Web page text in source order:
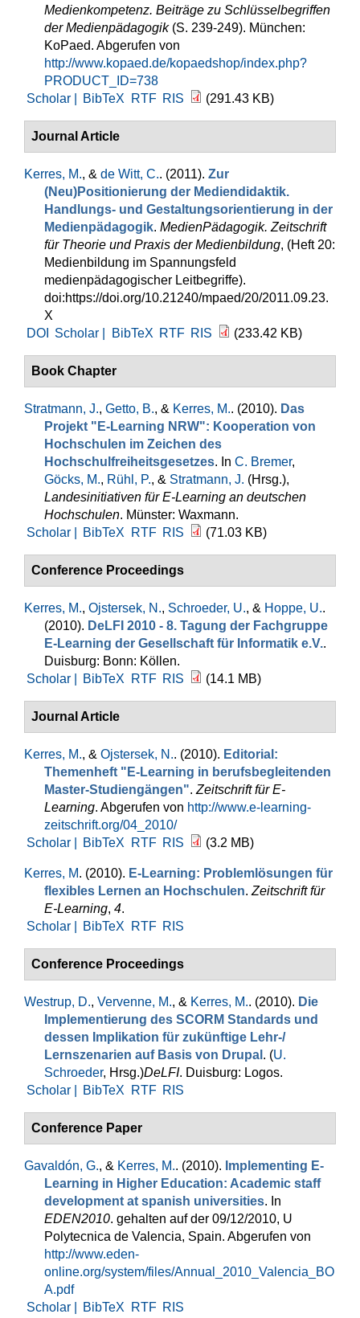
Medienkompetenz. Beiträge zu Schlüsselbegriffen
der Medienpädagogik(S. 239-249). München:
KoPaed. Abgerufen von
http://www.kopaed.de/kopaedshop/index.php?
PRODUCT_ID=738
Scholar |
BibTeX RTF RIS (291.43 KB)
Journal Article
Kerres, M., & de Witt, C.. (2011). Zur
(Neu)Positionierung der Mediendidaktik.
Handlungs- und Gestaltungsorientierung in der
Medienpädagogik. MedienPädagogik. Zeitschrift
für Theorie und Praxis der Medienbildung, (Heft 20:
Medienbildung im Spannungsfeld
medienpädagogischer Leitbegriffe).
doi:https://doi.org/10.21240/mpaed/20/2011.09.23.
X
DOI
Scholar | BibTeX RTF RIS (233.42 KB)
Book Chapter
Stratmann, J., Getto, B., & Kerres, M.. (2010). Das
Projekt "E-Learning NRW": Kooperation von
Hochschulen im Zeichen des
Hochschulfreiheitsgesetzes. In C. Bremer,
Göcks, M., Rühl, P., & Stratmann, J. (Hrsg.),
Landesinitiativen für E-Learning an deutschen
Hochschulen. Münster: Waxmann.
Scholar |
BibTeX RTF RIS (71.03 KB)
Conference Proceedings
Kerres, M., Ojstersek, N., Schroeder, U., & Hoppe, U..
(2010). DeLFI 2010 - 8. Tagung der Fachgruppe
E-Learning der Gesellschaft für Informatik e.V..
Duisburg: Bonn: Köllen.
Scholar |
BibTeX RTF RIS (14.1 MB)
Journal Article
Kerres, M., & Ojstersek, N.. (2010). Editorial:
Themenheft "E-Learning in berufsbegleitenden
Master-Studiengängen". Zeitschrift für E-
Learning. Abgerufen von http://www.e-learning-
zeitschrift.org/04_2010/
Scholar |
BibTeX RTF RIS (3.2 MB)
Kerres, M. (2010). E-Learning: Problemlösungen für
flexibles Lernen an Hochschulen. Zeitschrift für
E-Learning, 4.
Scholar |
BibTeX RTF RIS
Conference Proceedings
Westrup, D., Vervenne, M., & Kerres, M.. (2010). Die
Implementierung des SCORM Standards und
dessen Implikation für zukünftige Lehr-/
Lernszenarien auf Basis von Drupal . (U.
Schroeder, Hrsg.)DeLFI. Duisburg: Logos.
Scholar |
BibTeX RTF RIS
Conference Paper
Gavaldón, G., & Kerres, M.. (2010). Implementing E-
Learning in Higher Education: Academic staff
development at spanish universities. In
EDEN2010. gehalten auf der 09/12/2010, U
Polytecnica de Valencia, Spain. Abgerufen von
http://www.eden-
online.org/system/files/Annual_2010_Valencia_BO
A.pdf
Scholar |
BibTeX RTF RIS